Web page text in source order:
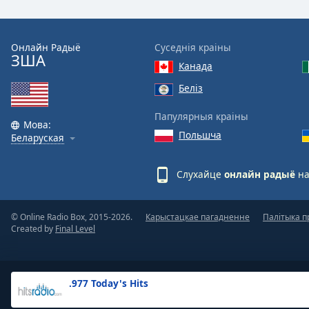
Text
Opacity
Background
.977 Today's Hits
Онлайн Радыё
ЗША
Мова:
Беларуская
Суседнія краіны
Канада
Беліз
Папулярныя краіны
Польшча
Слухайце онлайн радыё
© Online Radio Box, 2015-2026.
Created by Final Level
Карыстацкае пагадненне Палітыка